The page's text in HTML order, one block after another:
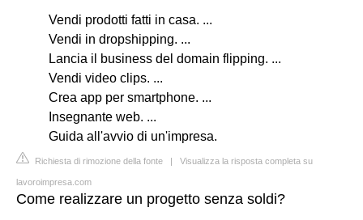
Vendi prodotti fatti in casa. ...
Vendi in dropshipping. ...
Lancia il business del domain flipping. ...
Vendi video clips. ...
Crea app per smartphone. ...
Insegnante web. ...
Guida all'avvio di un'impresa.
Richiesta di rimozione della fonte | Visualizza la risposta completa su
lavoroimpresa.com
Come realizzare un progetto senza soldi?